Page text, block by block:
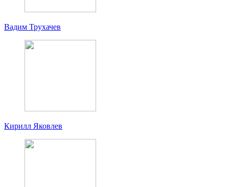
Вадим Трухачев
Кирилл Яковлев